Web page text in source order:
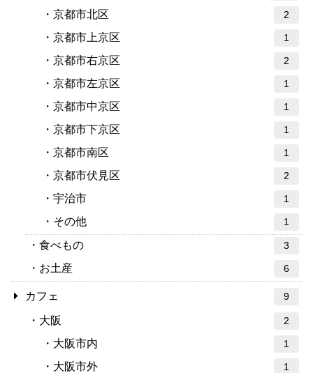
京都市北区 2
京都市上京区 1
京都市右京区 2
京都市左京区 1
京都市中京区 1
京都市下京区 1
京都市南区 1
京都市伏見区 2
宇治市 1
その他 1
食べもの 3
お土産 6
カフェ 9
大阪 2
大阪市内 1
大阪市外 1